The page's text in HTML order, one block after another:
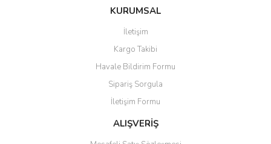
Bu ürüne ilk yorumu siz yapın!
Ürün resmi kalitesiz, bozuk veya görüntülenemiyor.
Ürün açıklamasında eksik bilgiler bulunuyor.
Ürün bilgilerinde hatalar bulunuyor.
Ürün fiyatı diğer sitelerden daha pahalı.
Bu ürüne benzer farklı alternatifler olmalı.
KURUMSAL
İletişim
Kargo Takibi
Havale Bildirim Formu
Sipariş Sorgula
İletişim Formu
ALIŞVERİŞ